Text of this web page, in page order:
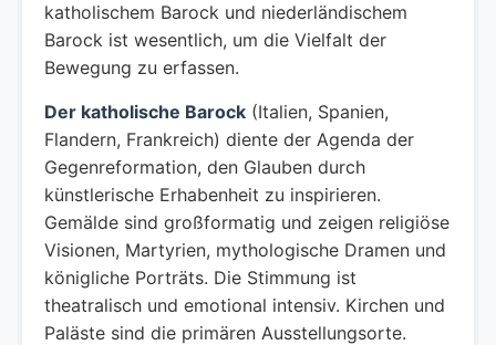
katholischem Barock und niederländischem
Barock ist wesentlich, um die Vielfalt der
Bewegung zu erfassen.
Der katholische Barock (Italien, Spanien,
Flandern, Frankreich) diente der Agenda der
Gegenreformation, den Glauben durch
künstlerische Erhabenheit zu inspirieren.
Gemälde sind großformatig und zeigen religiöse
Visionen, Martyrien, mythologische Dramen und
königliche Porträts. Die Stimmung ist
theatralisch und emotional intensiv. Kirchen und
Paläste sind die primären Ausstellungsorte.